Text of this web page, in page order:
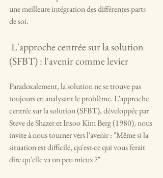
une meilleure intégration des différentes parts
de soi.
(SFBT) : l'avenir comme levier
Paradoxalement, la solution ne se trouve pas
toujours en analysant le problème. L'approche
centrée sur la solution (SFBT), développée par
Steve de Shazer et Insoo Kim Berg (1980), nous
invite à nous tourner vers l'avenir : "Même si la
situation est difficile, qu'est-ce qui vous ferait
dire qu'elle va un peu mieux ?"